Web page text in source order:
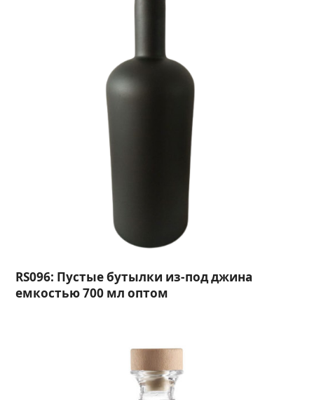
RS096: Пустые бутылки из-под джина
емкостью 700 мл оптом